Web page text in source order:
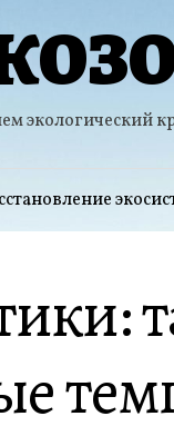
экологический